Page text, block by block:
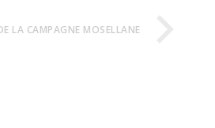
LA CAMPAGNE MOSELLANE